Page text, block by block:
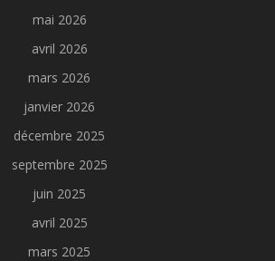
mai 2026
avril 2026
mars 2026
janvier 2026
décembre 2025
septembre 2025
juin 2025
avril 2025
mars 2025